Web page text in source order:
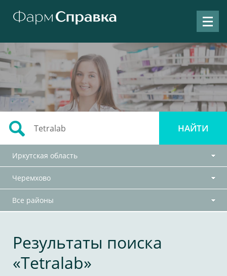
Иркутская область
Черемхово
Все районы
Результаты поиска
«Tetralab»